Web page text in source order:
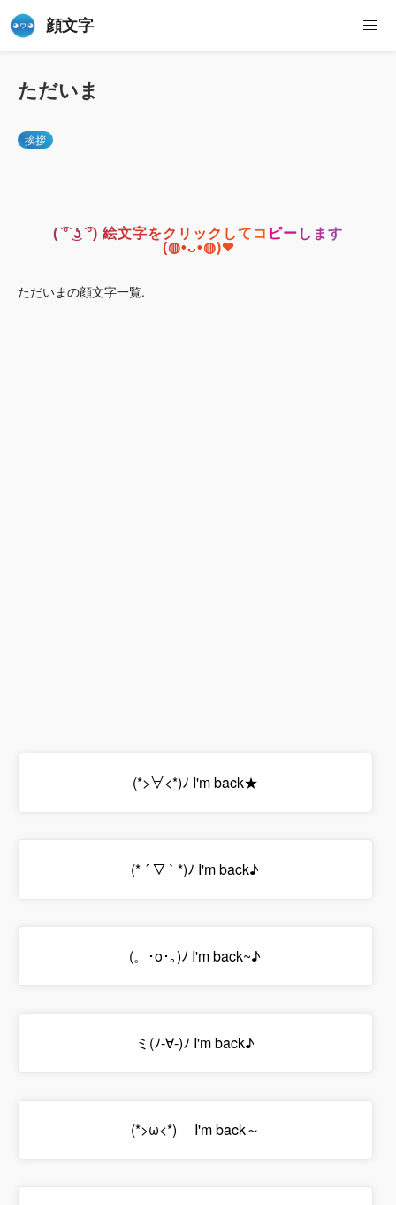
顔文字
ただいま
挨拶
( ͡° ͜ʖ ͡°) 絵文字をクリックしてコピーします
(◍•ᴗ•◍)❤
ただいまの顔文字一覧.
(*>∀<*)ﾉ I'm back★
(* ´ ▽ ` *)ﾉ I'm back♪
(。･o･｡)ﾉ I'm back~♪
ミ(ﾉ-∀-)ﾉ I'm back♪
(*>ω<*)ゞ I'm back～